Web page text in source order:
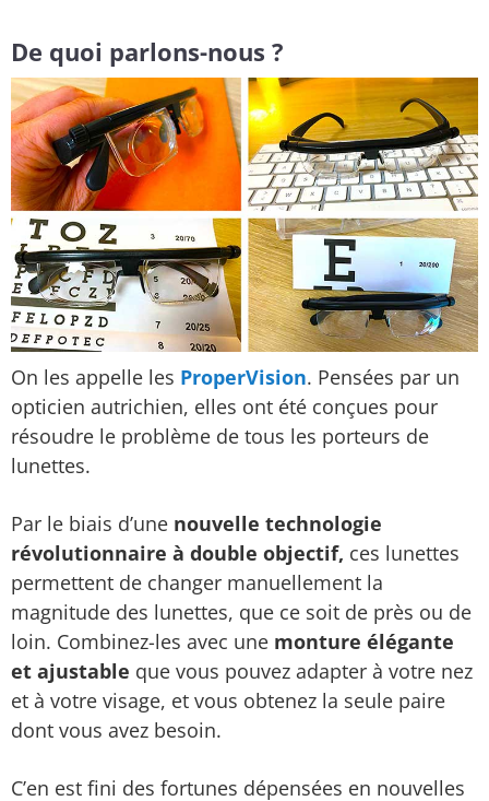
De quoi parlons-nous ?
On les appelle les ProperVision. Pensées par un
opticien autrichien, elles ont été conçues pour
résoudre le problème de tous les porteurs de
lunettes.
Par le biais d’une nouvelle technologie
révolutionnaire à double objectif, ces lunettes
permettent de changer manuellement la
magnitude des lunettes, que ce soit de près ou de
loin. Combinez-les avec une monture élégante
et ajustable que vous pouvez adapter à votre nez
et à votre visage, et vous obtenez la seule paire
dont vous avez besoin.
C’en est fini des fortunes dépensées en nouvelles